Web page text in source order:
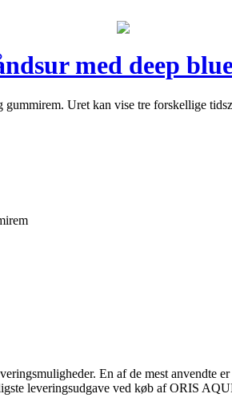
med deep
Uret kan vise tre forskellige
En af de mest anvendte
leveringsudgave ved køb af ORIS